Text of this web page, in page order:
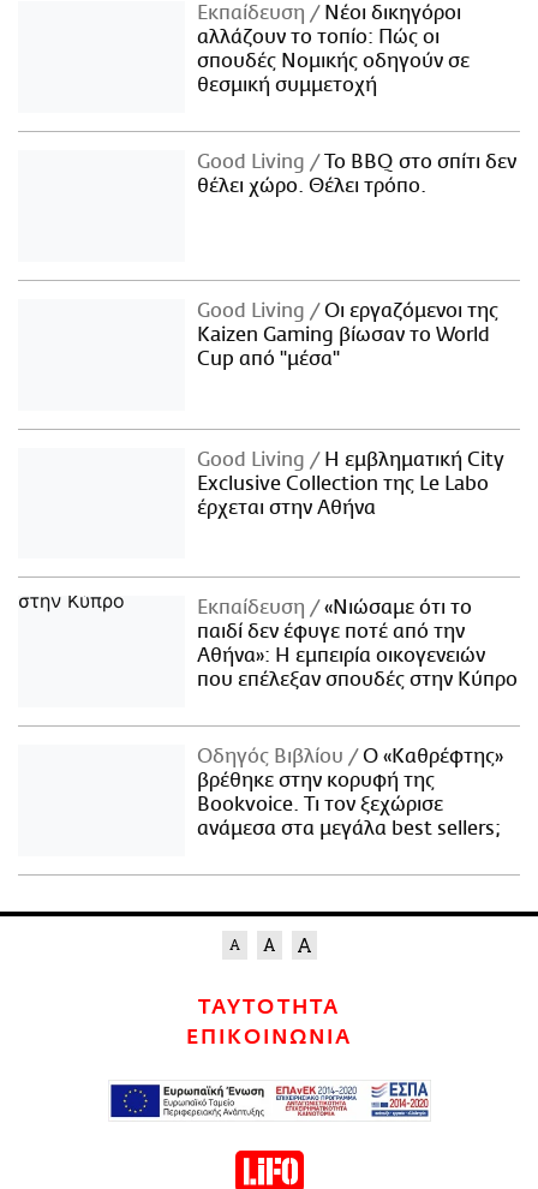
Εκπαίδευση
Νέοι δικηγόροι
αλλάζουν το τοπίο: Πώς οι
σπουδές Νομικής οδηγούν σε
θεσμική συμμετοχή
Good Living
Το BBQ στο σπίτι δεν
θέλει χώρο. Θέλει τρόπο.
Good Living
Οι εργαζόμενοι της
Kaizen Gaming βίωσαν το World
Cup από "μέσα"
Good Living
Η εμβληματική City
Exclusive Collection της Le Labo
έρχεται στην Αθήνα
Εκπαίδευση
«Νιώσαμε ότι το
παιδί δεν έφυγε ποτέ από την
Αθήνα»: Η εμπειρία οικογενειών
που επέλεξαν σπουδές στην Κύπρο
Οδηγός Βιβλίου
Ο «Καθρέφτης»
βρέθηκε στην κορυφή της
Bookvoice. Τι τον ξεχώρισε
ανάμεσα στα μεγάλα best sellers;
ΤΑΥΤΟΤΗΤΑ
ΕΠΙΚΟΙΝΩΝΙΑ